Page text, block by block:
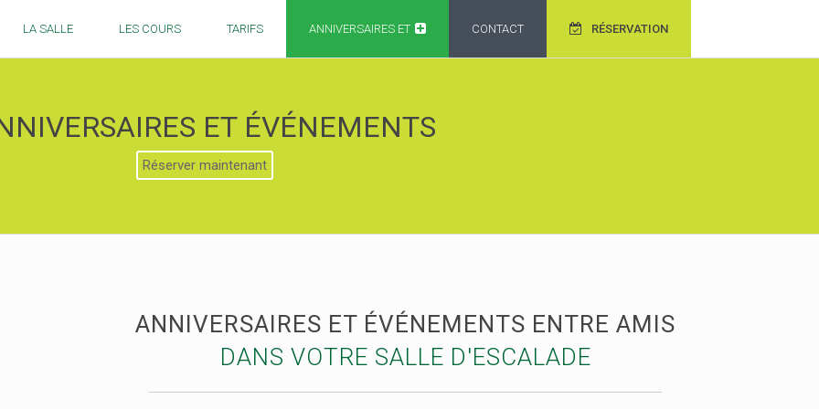
LA SALLE LES COURS TARIFS ANNIVERSAIRES ET CONTACT RÉSERVATION
ET ÉVÉNEMENTS
Réserver maintenant
ANNIVERSAIRES ET ÉVÉNEMENTS ENTRE AMIS
DANS VOTRE SALLE D'ESCALADE